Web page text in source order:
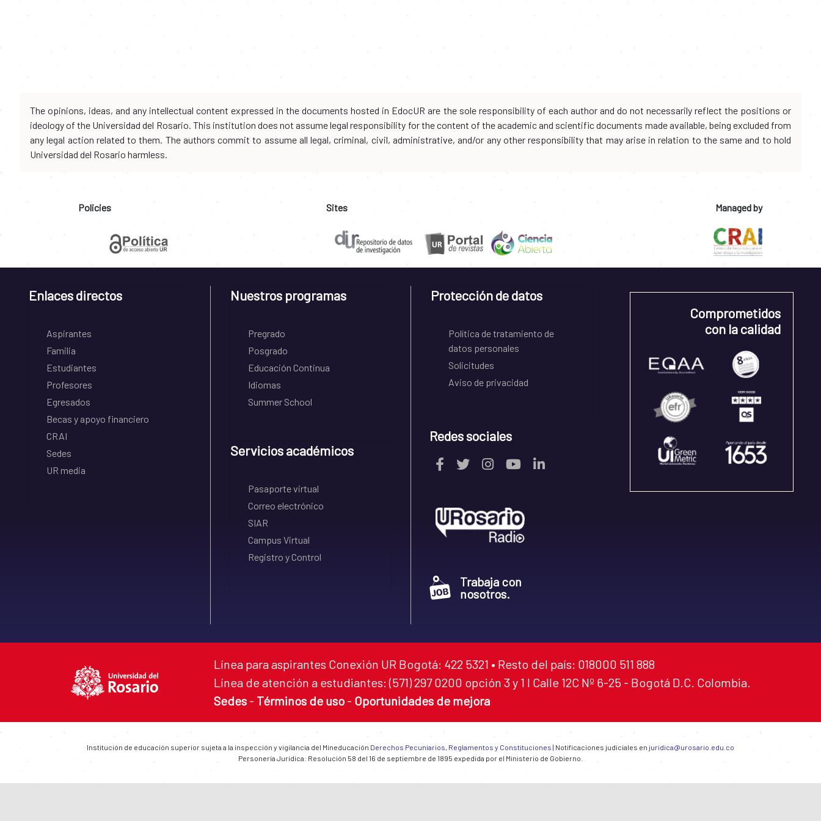
The opinions, ideas, and any intellectual content expressed in the documents hosted in EdocUR are the sole responsibility of each author and do not necessarily reflect the positions or
ideology of the Universidad del Rosario. This institution does not assume legal responsibility for the content of the academic and scientific documents made available, being excluded from
any legal action related to them. The authors commit to assume all legal, criminal, civil, administrative, and/or any other responsibility that may arise in relation to the same and to hold
Universidad del Rosario harmless.
Policies Sites Managed by
Enlaces directos
Aspirantes
Familia
Estudiantes
Profesores
Egresados
Becas y apoyo financiero
CRAI
Sedes
UR media
Nuestros programas
Pregrado
Posgrado
Educación Continua
Idiomas
Summer School
Servicios académicos
Pasaporte virtual
Correo electrónico
SIAR
Campus Virtual
Registro y Control
Protección de datos
Política de tratamiento de
datos personales
Solicitudes
Aviso de privacidad
Redes sociales
Trabaja con
nosotros.
Comprometidos
con la calidad
Línea para aspirantes Conexión UR Bogotá: 422 5321 • Resto del país: 018000 511 888
Línea de atención a estudiantes: (571) 297 0200 opción 3 y 1 I Calle 12C Nº 6-25 - Bogotá D.C. Colombia.
Sedes - Términos de uso - Oportunidades de mejora
Institución de educación superior sujeta a la inspección y vigilancia del Mineducación Derechos Pecuniarios, Reglamentos y Constituciones | Notificaciones judiciales en juridica@urosario.edu.co
Personería Jurídica: Resolución 58 del 16 de septiembre de 1895 expedida por el Ministerio de Gobierno.